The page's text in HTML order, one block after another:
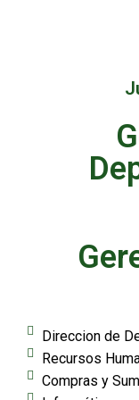
Direccion de
Recursos
Compras y